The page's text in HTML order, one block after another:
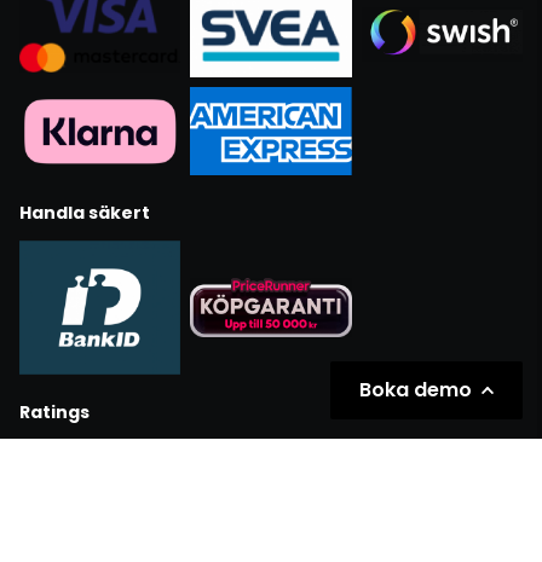
Handla säkert
Ratings
Boka demo